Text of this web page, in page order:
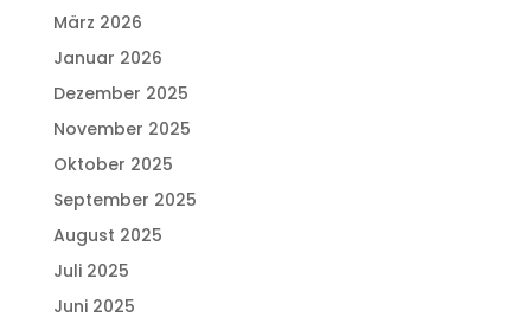
März 2026
Januar 2026
Dezember 2025
November 2025
Oktober 2025
September 2025
August 2025
Juli 2025
Juni 2025